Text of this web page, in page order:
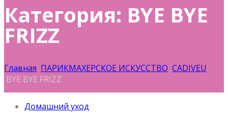
Категория: BYE BYE
FRIZZ
Главная ПАРИКМАХЕРСКОЕ ИСКУССТВО CADIVEU
BYE BYE FRIZZ
Домашний уход